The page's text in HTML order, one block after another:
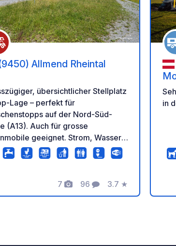
Allmend Rheintal
übersichtlicher Stellplatz
Lage – perfekt für
auf der Nord-Süd-
(A13). Auch für grosse
geeignet. Strom, Wasser,
und einfache
inklusive. Keine
Nacht und Fahrzeug. Maximaler
5 Nächte. Regelmässige
7
Fotos
96
Kommentare
3.7
Bewertung
★
in